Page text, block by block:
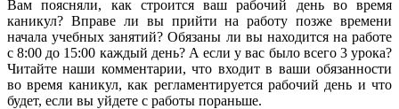
Вам поясняли, как строится ваш рабочий день во время
каникул? Вправе ли вы прийти на работу позже времени
начала учебных занятий? Обязаны ли вы находится на работе
с 8:00 до 15:00 каждый день? А если у вас было всего 3 урока?
Читайте наши комментарии, что входит в ваши обязанности
во время каникул, как регламентируется рабочий день и что
будет, если вы уйдете с работы пораньше.